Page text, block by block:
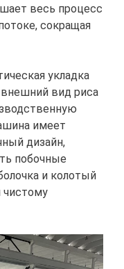
весь процесс
сокращая
укладка
вид риса
имеет
дизайн,
побочные
и колотый
чистому